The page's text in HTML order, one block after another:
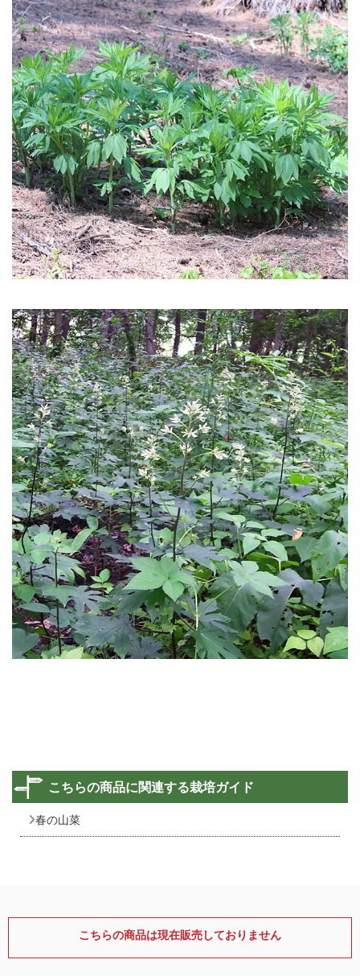
こちらの商品に関連する栽培ガイド
春の山菜
こちらの商品は現在販売しておりません